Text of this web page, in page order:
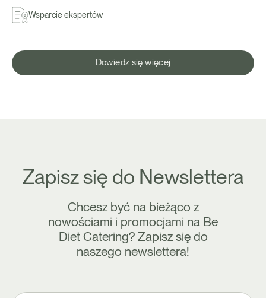
Wsparcie ekspertów
Dowiedz się więcej
Zapisz się do Newslettera
Chcesz być na bieżąco z
nowościami i promocjami na Be
Diet Catering? Zapisz się do
naszego newslettera!